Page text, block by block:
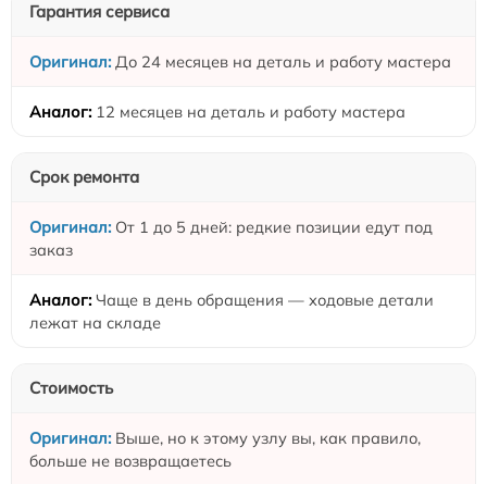
Гарантия сервиса
До 24 месяцев на деталь и работу мастера
12 месяцев на деталь и работу мастера
Срок ремонта
От 1 до 5 дней: редкие позиции едут под
заказ
Чаще в день обращения — ходовые детали
лежат на складе
Стоимость
Выше, но к этому узлу вы, как правило,
больше не возвращаетесь